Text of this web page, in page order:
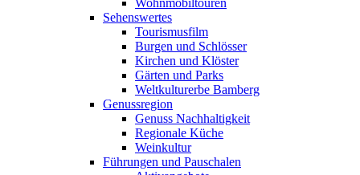
Wohnmobiltouren
Sehenswertes
Tourismusfilm
Burgen und Schlösser
Kirchen und Klöster
Gärten und Parks
Weltkulturerbe Bamberg
Genussregion
Genuss Nachhaltigkeit
Regionale Küche
Weinkultur
Führungen und Pauschalen